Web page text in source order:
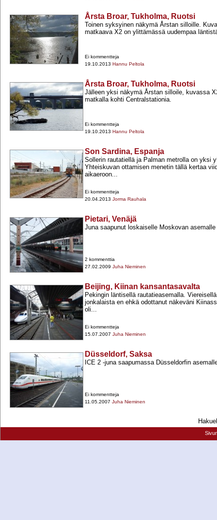
Årsta Broar, Tukholma, Ruotsi
Toinen syksyinen näkymä Årstan silloille.
matkaava X2 on ylittämässä uudempaa
Ei kommentteja
19.10.2013 Hannu Peltola
Årsta Broar, Tukholma, Ruotsi
Jälleen yksi näkymä Årstan silloile, kuvassa
matkalla kohti Centralstationia.
Ei kommentteja
19.10.2013 Hannu Peltola
Son Sardina, Espanja
Sollerin rautatiellä ja Palman metrolla on yksi
Yhteiskuvan ottamisen menetin tällä kertaa
aikaeroon...
Ei kommentteja
20.04.2013 Jorma Rauhala
Pietari, Venäjä
Juna saapunut loskaiselle Moskovan
2 kommenttia
27.02.2009 Juha Nieminen
Beijing, Kiinan kansantasavalta
Pekingin läntisellä rautatieasemalla.
jonkalaista en ehkä odottanut näkeväni
oli...
Ei kommentteja
15.07.2007 Juha Nieminen
Düsseldorf, Saksa
ICE 2 -​juna saapumassa Düsseldorfin
Ei kommentteja
11.05.2007 Juha Nieminen